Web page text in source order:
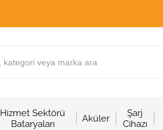
Hizmet Sektörü
Bataryaları
Aküler
Şarj
Cihazı